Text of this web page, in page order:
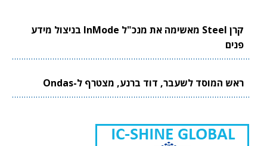
קרן Steel מאשימה את מנכ"ל InMode בניצול מידע
פנים
ראש המוסד לשעבר, דוד ברנע, מצטרף ל-Ondas